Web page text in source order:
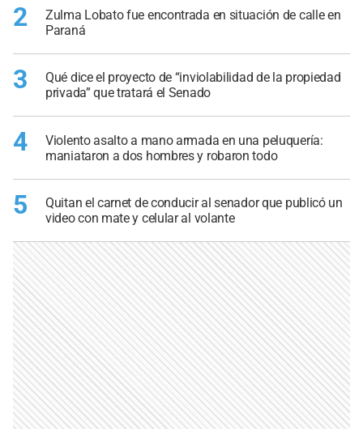
2
Zulma Lobato fue encontrada en situación de calle en
Paraná
3
Qué dice el proyecto de “inviolabilidad de la propiedad
privada” que tratará el Senado
4
Violento asalto a mano armada en una peluquería:
maniataron a dos hombres y robaron todo
5
Quitan el carnet de conducir al senador que publicó un
video con mate y celular al volante